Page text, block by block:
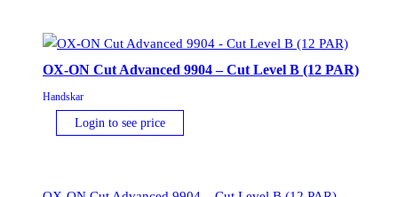
OX-ON Cut Advanced 9904 – Cut Level B (12 PAR)
Handskar
Login to see price